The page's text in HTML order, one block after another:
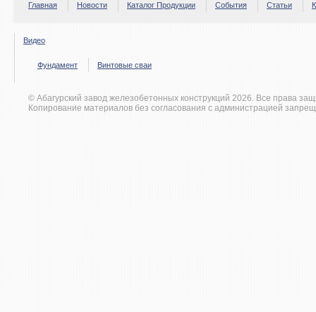
Главная Новости Каталог Продукции События Статьи
Видео
Фундамент Винтовые сваи
© Абагурский завод железобетонных конструкций 2026. Все права
Копирование материалов без согласования с администрацией